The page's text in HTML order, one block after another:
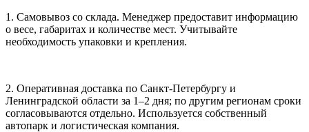
1. Самовывоз со склада. Менеджер предоставит информацию
о весе, габаритах и количестве мест. Учитывайте
необходимость упаковки и крепления.
2. Оперативная доставка по Санкт-Петербургу и
Ленинградской области за 1–2 дня; по другим регионам сроки
согласовываются отдельно. Используется собственный
автопарк и логистическая компания.